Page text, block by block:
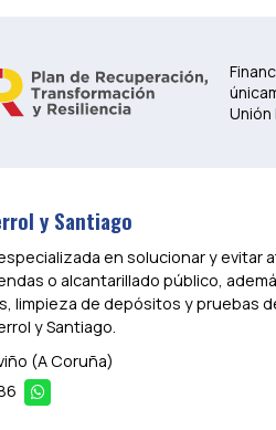
y Santiago
en solucionar y evitar
o alcantarillado público,
limpieza de depósitos y pruebas
y Santiago.
(A Coruña)